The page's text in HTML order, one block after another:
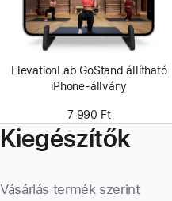
ElevationLab GoStand állítható
iPhone-állvány
7 990 Ft
Kiegészítők
Vásárlás termék szerint